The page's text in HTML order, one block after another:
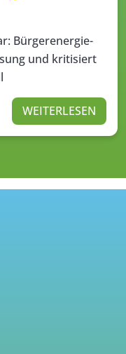
Bürgerenergie-
und kritisiert
WEITERLESEN